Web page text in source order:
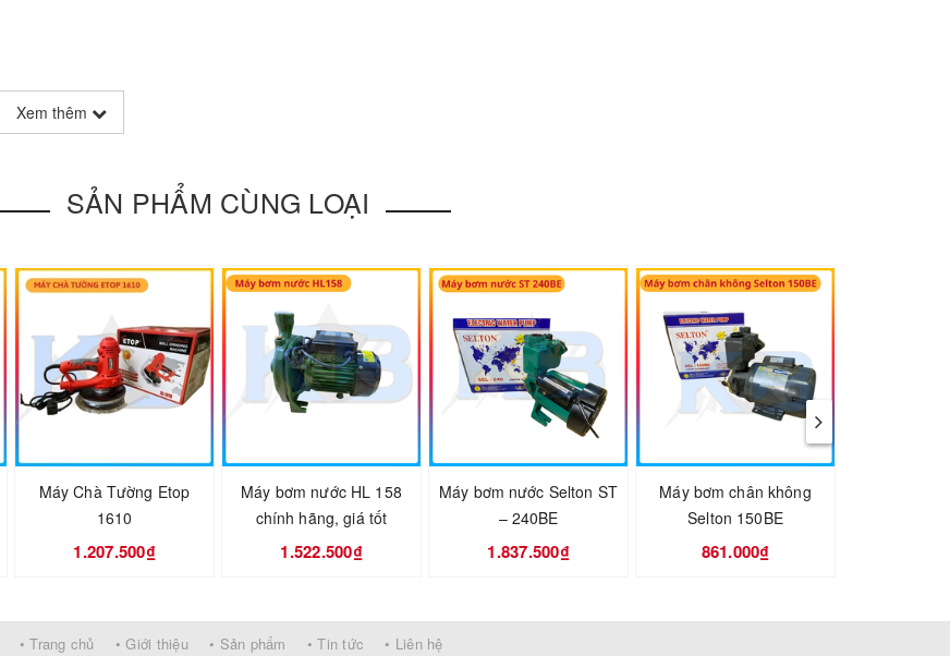
Xem thêm
SẢN PHẨM CÙNG LOẠI
Máy Chà Tường Etop
1610
1.207.500₫
Máy bơm nước HL 158
chính hãng, giá tốt
1.522.500₫
Máy bơm nước Selton ST
– 240BE
1.837.500₫
Máy bơm chân không
Selton 150BE
861.000₫
• Trang chủ • Giới thiệu • Sản phẩm • Tin tức • Liên hệ